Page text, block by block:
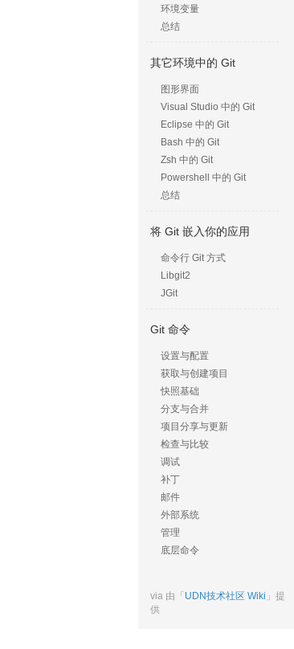
环境变量
总结
其它环境中的 Git
图形界面
Visual Studio 中的 Git
Eclipse 中的 Git
Bash 中的 Git
Zsh 中的 Git
Powershell 中的 Git
总结
将 Git 嵌入你的应用
命令行 Git 方式
Libgit2
JGit
Git 命令
设置与配置
获取与创建项目
快照基础
分支与合并
项目分享与更新
检查与比较
调试
补丁
邮件
外部系统
管理
底层命令
via 由「 UDN技术社区 Wiki 」提
供